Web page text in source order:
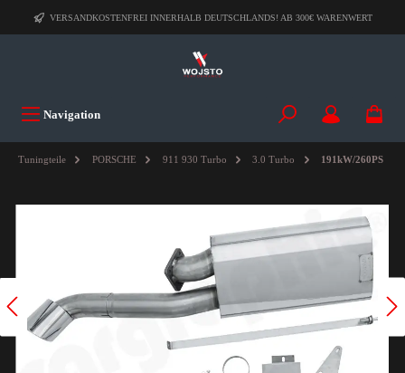
VERSANDKOSTENFREI INNERHALB DEUTSCHLANDS! AB 300€ WARENWERT
Navigation
Tuningteile PORSCHE 911 930 Turbo 3.0 Turbo 191kW/260PS